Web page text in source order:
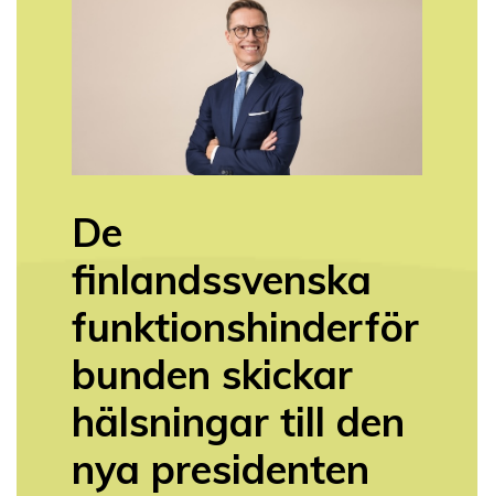
De
finlandssvenska
funktionshinderför
bunden skickar
hälsningar till den
nya presidenten